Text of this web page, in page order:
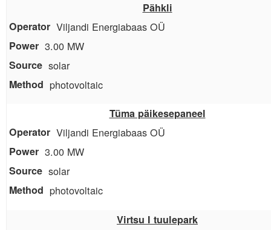
Pähkli
Viljandi Energiabaas OÜ
3.00 MW
solar
photovoltaic
Tüma päikesepaneel
Viljandi Energiabaas OÜ
3.00 MW
solar
photovoltaic
Virtsu I tuulepark